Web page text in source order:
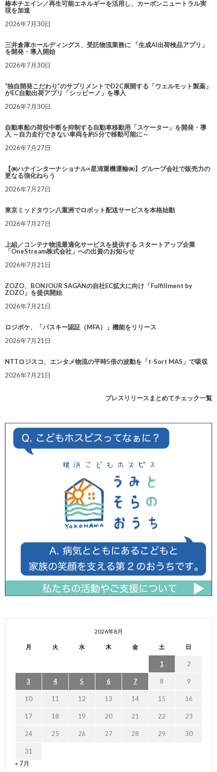
椿本チエイン／再生可能エネルギーを活用し、カーボンニュートラル実
現を加速
2026年7月30日
三井倉庫ホールディングス、受託物流業務に 「生成AI出荷検品アプリ」
を開発・導入開始
2026年7月30日
“独自開発こだわり”のサプリメントでD2C展開する「ウェルモット製薬」
がEC自動出荷アプリ「シッピーノ」を導入
2026年7月30日
自動車船の荷役中断を抑制する自動車移動用「スケーター」を開発・導
入 ～自力走行できない車両を約5分で移動可能に～
2026年7月27日
【㈱ハナインターナショナル×星清重機運輸㈱】グループ会社で販売力の
更なる強化ねらう
2026年7月27日
東京ミッドタウン八重洲でロボット配送サービスを本格始動
2026年7月27日
上組／コンテナ物流最適化サービスを提供する スタートアップ企業
「OneStream株式会社」への出資のお知らせ
2026年7月21日
ZOZO、BONJOUR SAGANの自社EC拡大に向け「Fulfillment by
ZOZO」を提供開始
2026年7月21日
ロジポケ、「パスキー認証（MFA）」機能をリリース
2026年7月21日
NTTロジスコ、エンタメ物流の平時5倍の波動を「t-Sort MAS」で吸収
2026年7月21日
プレスリリースまとめてチェック一覧
2026年8月
月 火 水 木 金 土 日
1 2
3 4 5 6 7 8 9
10 11 12 13 14 15 16
17 18 19 20 21 22 23
24 25 26 27 28 29 30
31
« 7月